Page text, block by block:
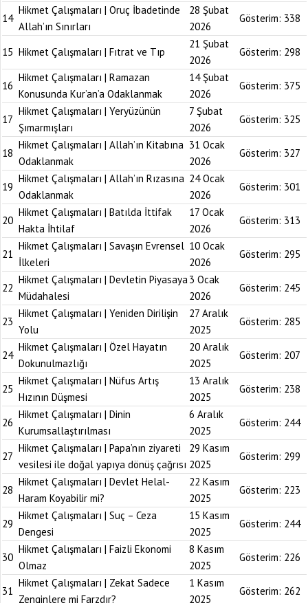
14
Hikmet Çalışmaları | Oruç İbadetinde
Allah’ın Sınırları
28 Şubat
2026
Gösterim: 338
15 Hikmet Çalışmaları | Fıtrat ve Tıp
21 Şubat
2026
Gösterim: 298
16
Hikmet Çalışmaları | Ramazan
Konusunda Kur’an’a Odaklanmak
14 Şubat
2026
Gösterim: 375
17
Hikmet Çalışmaları | Yeryüzünün
Şımarmışları
7 Şubat
2026
Gösterim: 325
18
Hikmet Çalışmaları | Allah’ın Kitabına
Odaklanmak
31 Ocak
2026
Gösterim: 327
19
Hikmet Çalışmaları | Allah’ın Rızasına
Odaklanmak
24 Ocak
2026
Gösterim: 301
20
Hikmet Çalışmaları | Batılda İttifak
Hakta İhtilaf
17 Ocak
2026
Gösterim: 313
21
Hikmet Çalışmaları | Savaşın Evrensel
İlkeleri
10 Ocak
2026
Gösterim: 295
22
Hikmet Çalışmaları | Devletin Piyasaya
Müdahalesi
3 Ocak
2026
Gösterim: 245
23
Hikmet Çalışmaları | Yeniden Dirilişin
Yolu
27 Aralık
2025
Gösterim: 285
24
Hikmet Çalışmaları | Özel Hayatın
Dokunulmazlığı
20 Aralık
2025
Gösterim: 207
25
Hikmet Çalışmaları | Nüfus Artış
Hızının Düşmesi
13 Aralık
2025
Gösterim: 238
26
Hikmet Çalışmaları | Dinin
Kurumsallaştırılması
6 Aralık
2025
Gösterim: 244
27
Hikmet Çalışmaları | Papa’nın ziyareti
vesilesi ile doğal yapıya dönüş çağrısı
29 Kasım
2025
Gösterim: 299
28
Hikmet Çalışmaları | Devlet Helal-
Haram Koyabilir mi?
22 Kasım
2025
Gösterim: 223
29
Hikmet Çalışmaları | Suç – Ceza
Dengesi
15 Kasım
2025
Gösterim: 244
30
Hikmet Çalışmaları | Faizli Ekonomi
Olmaz
8 Kasım
2025
Gösterim: 226
31
Hikmet Çalışmaları | Zekat Sadece
Zenginlere mi Farzdır?
1 Kasım
2025
Gösterim: 262